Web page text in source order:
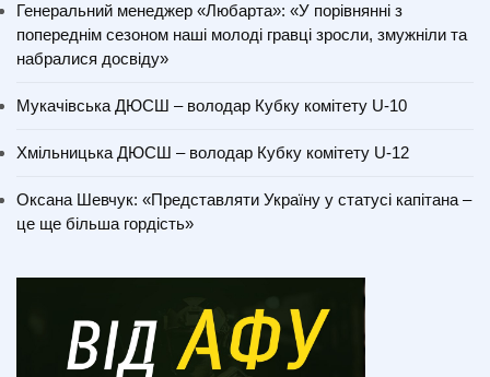
Генеральний менеджер «Любарта»: «У порівнянні з
попереднім сезоном наші молоді гравці зросли, змужніли та
набралися досвіду»
Мукачівська ДЮСШ – володар Кубку комітету U-10
Хмільницька ДЮСШ – володар Кубку комітету U-12
Оксана Шевчук: «Представляти Україну у статусі капітана –
це ще більша гордість»